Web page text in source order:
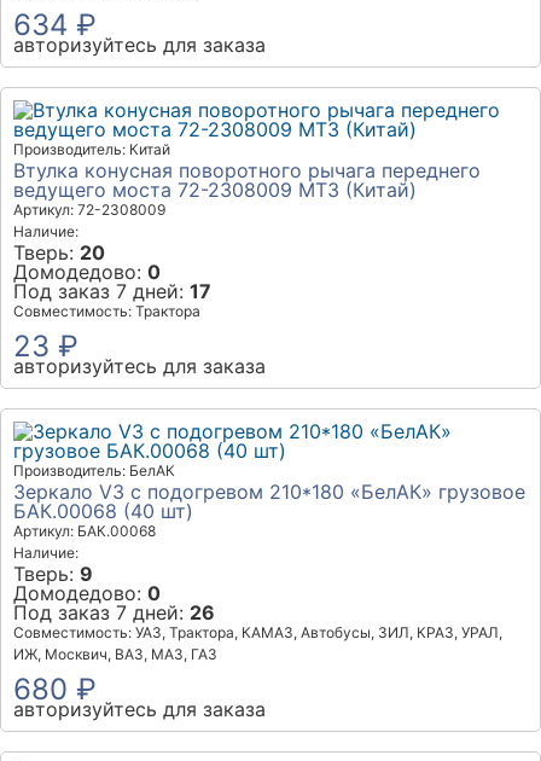
634 ₽
авторизуйтесь для заказа
Производитель: Китай
Втулка конусная поворотного рычага переднего
ведущего моста 72-2308009 МТЗ (Китай)
Артикул: 72-2308009
Наличие:
Тверь: 20
Домодедово: 0
Под заказ 7 дней: 17
Совместимость: Трактора
23 ₽
авторизуйтесь для заказа
Производитель: БелАК
Зеркало V3 с подогревом 210*180 «БелАК» грузовое
БАК.00068 (40 шт)
Артикул: БАК.00068
Наличие:
Тверь: 9
Домодедово: 0
Под заказ 7 дней: 26
Совместимость: УАЗ, Трактора, КАМАЗ, Автобусы, ЗИЛ, КРАЗ, УРАЛ,
ИЖ, Москвич, ВАЗ, МАЗ, ГАЗ
680 ₽
авторизуйтесь для заказа